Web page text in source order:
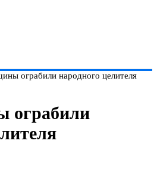
ограбили народного целителя
ограбили